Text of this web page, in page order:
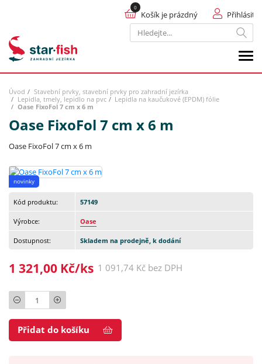
Hledat
Přihlásit
Košík je prázdný
Úvod
Stavební prvky, stavební prvky pro zahradní jezírka
Lepidla, tmely, lepidlo na pvc
Lepidla na kaučukové (EPDM) fólie
Oase FixoFol 7 cm x 6 m
Oase FixoFol 7 cm x 6 m
Oase FixoFol 7 cm x 6 m
novinky
Kód produktu: 57149
Výrobce: Oase
Dostupnost: Skladem na prodejně, k dodání
1 321,00 Kč/ks 1 091,74 Kč bez DPH
Počet
Přidat do košíku